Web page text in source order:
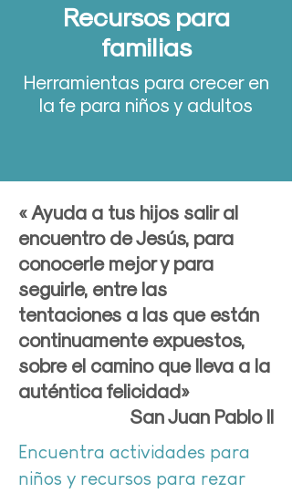
Recursos para
familias
Herramientas para crecer en
la fe para niños y adultos
« Ayuda a tus hijos salir al
encuentro de Jesús, para
conocerle mejor y para
seguirle, entre las
tentaciones a las que están
continuamente expuestos,
sobre el camino que lleva a la
auténtica felicidad»
San Juan Pablo II
Encuentra actividades para
niños y recursos para rezar